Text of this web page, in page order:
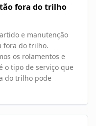
fora do trilho
e manutenção
fora do trilho.
os rolamentos e
o tipo de serviço que
do trilho pode